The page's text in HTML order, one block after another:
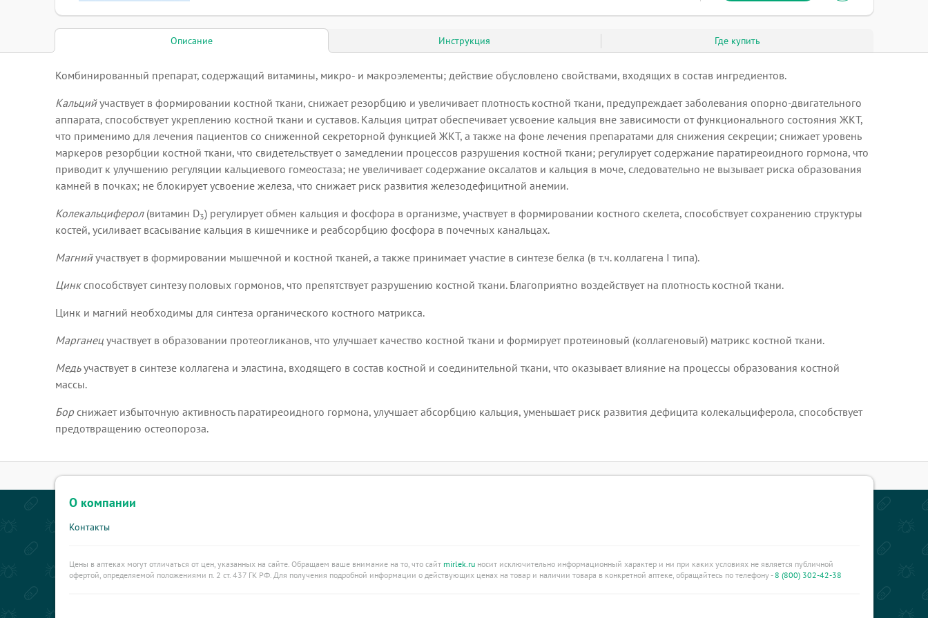
Описание Инструкция Где купить
Комбинированный препарат, содержащий витамины, микро- и макроэлементы; действие обусловлено свойствами, входящих в состав ингредиентов.
Кальцийучаствует в формировании костной ткани, снижает резорбцию и увеличивает плотность костной ткани, предупреждает заболевания опорно-двигательного
аппарата, способствует укреплению костной ткани и суставов. Кальция цитрат обеспечивает усвоение кальция вне зависимости от функционального состояния ЖКТ,
что применимо для лечения пациентов со сниженной секреторной функцией ЖКТ, а также на фоне лечения препаратами для снижения секреции; снижает уровень
маркеров резорбции костной ткани, что свидетельствует о замедлении процессов разрушения костной ткани; регулирует содержание паратиреоидного гормона, что
приводит к улучшению регуляции кальциевого гомеостаза; не увеличивает содержание оксалатов и кальция в моче, следовательно не вызывает риска образования
камней в почках; не блокирует усвоение железа, что снижает риск развития железодефицитной анемии.
Колекальциферол(витамин D3) регулирует обмен кальция и фосфора в организме, участвует в формировании костного скелета, способствует сохранению структуры
костей, усиливает всасывание кальция в кишечнике и реабсорбцию фосфора в почечных канальцах.
Магнийучаствует в формировании мышечной и костной тканей, а также принимает участие в синтезе белка (в т.ч. коллагена I типа).
Цинкспособствует синтезу половых гормонов, что препятствует разрушению костной ткани. Благоприятно воздействует на плотность костной ткани.
Цинк и магний необходимы для синтеза органического костного матрикса.
Марганецучаствует в образовании протеогликанов, что улучшает качество костной ткани и формирует протеиновый (коллагеновый) матрикс костной ткани.
Медьучаствует в синтезе коллагена и эластина, входящего в состав костной и соединительной ткани, что оказывает влияние на процессы образования костной
массы.
Борснижает избыточную активность паратиреоидного гормона, улучшает абсорбцию кальция, уменьшает риск развития дефицита колекальциферола, способствует
предотвращению остеопороза.
О компании
Контакты
Цены в аптеках могут отличаться от цен, указанных на сайте. Обращаем ваше внимание на то, что сайт mirlek.ruносит исключительно информационный характер и ни при каких условиях не является публичной
офертой, определяемой положениями п. 2 ст. 437 ГК РФ. Для получения подробной информации о действующих ценах на товар и наличии товара в конкретной аптеке, обращайтесь по телефону -8 (800) 302-42-38